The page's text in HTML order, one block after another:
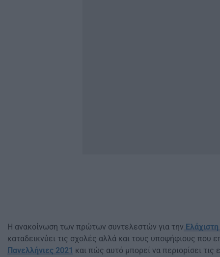
Η ανακοίνωση των πρώτων συντελεστών για την
καταδεικνύει τις σχολές αλλά και τους υποψήφιους που
Πανελλήνιες 2021 και πώς αυτό μπορεί να περιορίσει